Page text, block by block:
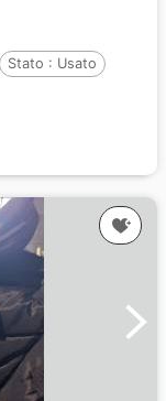
Stato : Usato